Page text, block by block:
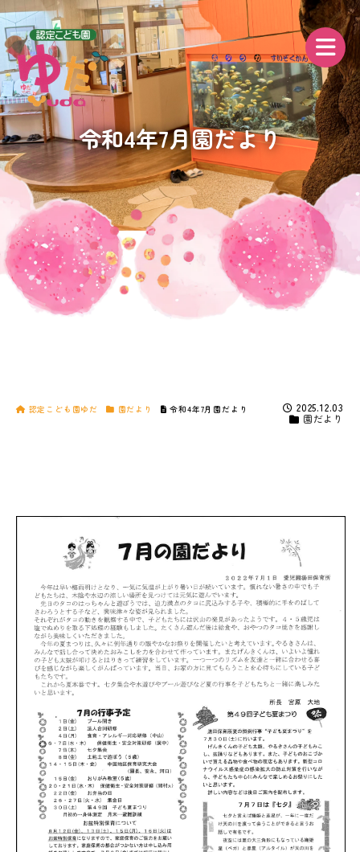
令和4年7月園だより
認定こども園ゆだ 園だより 令和4年7月園だより
2025.12.03
園だより